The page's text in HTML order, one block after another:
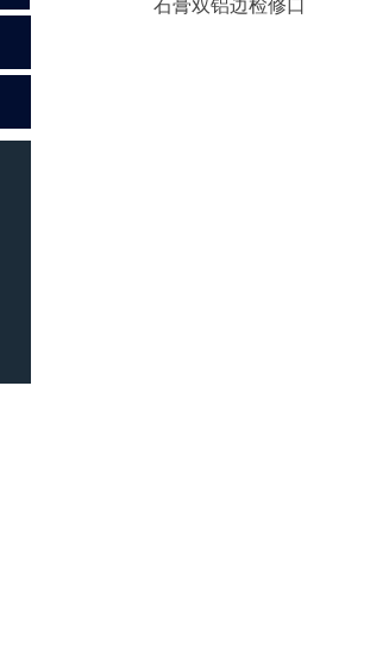
石膏双铝边检修口